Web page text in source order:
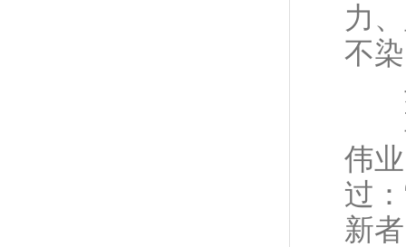
力
不
共
革
伟
过
新